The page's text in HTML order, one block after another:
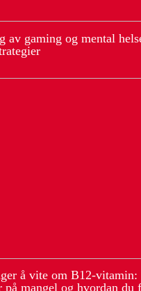
av gaming og mental
å vite om B12-vitamin:
på mangel og hvordan du